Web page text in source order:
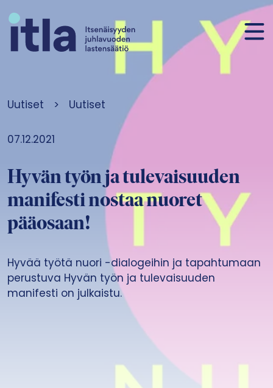
Uutiset > Uutiset
07.12.2021
Hyvän työn ja tulevaisuuden
manifesti nostaa nuoret
pääosaan!
Hyvää työtä nuori -dialogeihin ja tapahtumaan
perustuva Hyvän työn ja tulevaisuuden
manifesti on julkaistu.